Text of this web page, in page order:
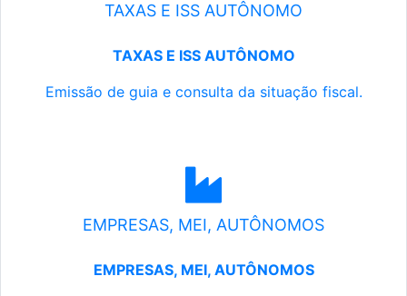
TAXAS E ISS AUTÔNOMO
TAXAS E ISS AUTÔNOMO
Emissão de guia e consulta da situação fiscal.
EMPRESAS, MEI, AUTÔNOMOS
EMPRESAS, MEI, AUTÔNOMOS